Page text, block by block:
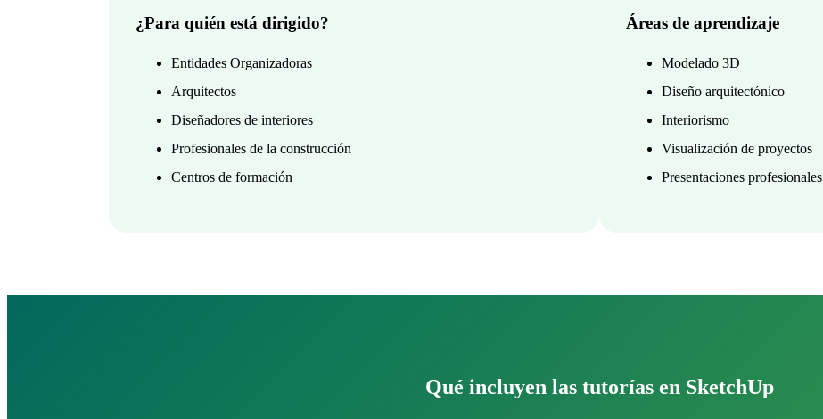
¿Para quién está dirigido?
Entidades Organizadoras
Arquitectos
Diseñadores de interiores
Profesionales de la construcción
Centros de formación
Áreas de aprendizaje
Modelado 3D
Diseño arquitectónico
Interiorismo
Visualización de proyectos
Presentaciones profesionales
Qué incluyen las tutorías en SketchUp